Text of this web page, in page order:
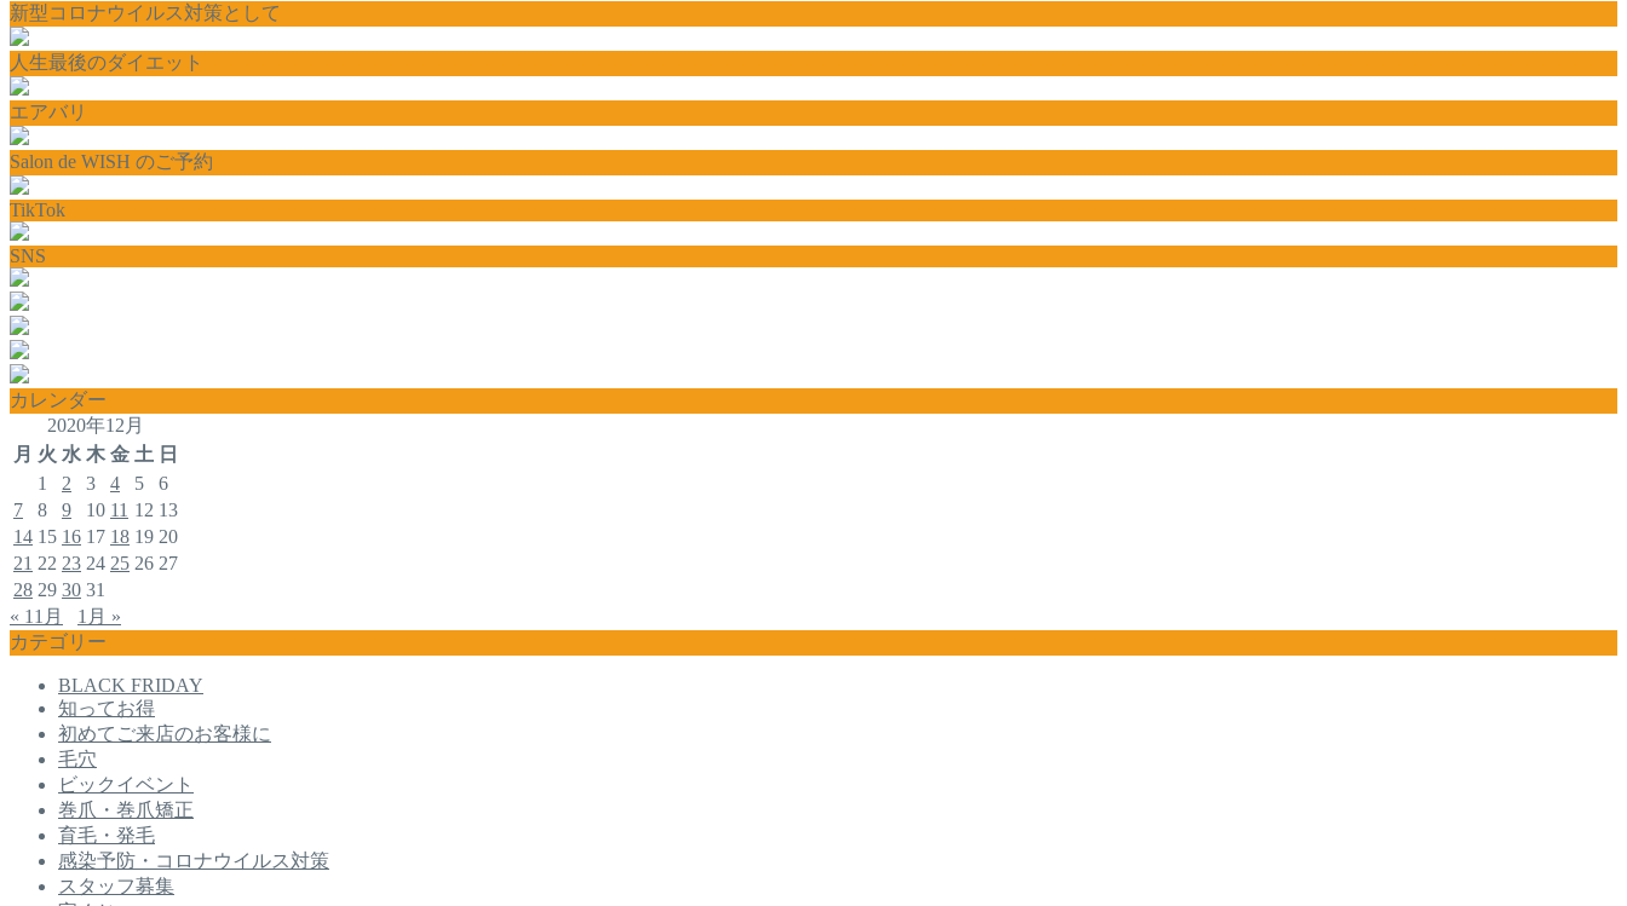
新型コロナウイルス対策として
人生最後のダイエット
エアバリ
Salon de WISH のご予約
TikTok
SNS
カレンダー
2020年12月
月 火 水 木 金 土 日
1
2 3 4 5
6
7
8 9 10 11 12 13
14 15 16 17 18 19 20
21 22 23 24 25 26 27
28 29 30 31
« 11月
1月 »
カテゴリー
BLACK FRIDAY
知ってお得
初めてご来店のお客様に
毛穴
ビックイベント
巻爪・巻爪矯正
育毛・発毛
感染予防・コロナウイルス対策
スタッフ募集